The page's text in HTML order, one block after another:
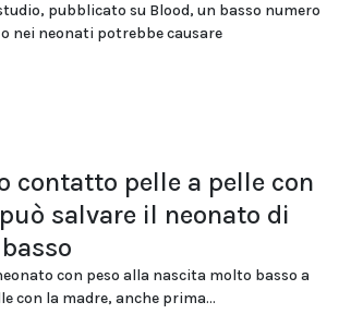
pubblicato su Blood, un basso numero
nei neonati potrebbe causare
contatto pelle a pelle con
salvare il neonato di
con peso alla nascita molto basso a
con la madre, anche prima...